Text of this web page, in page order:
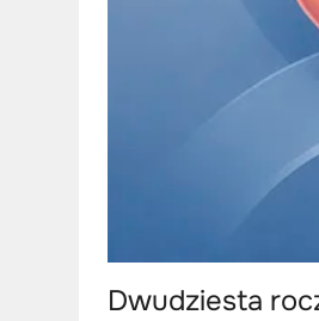
Dwudziesta